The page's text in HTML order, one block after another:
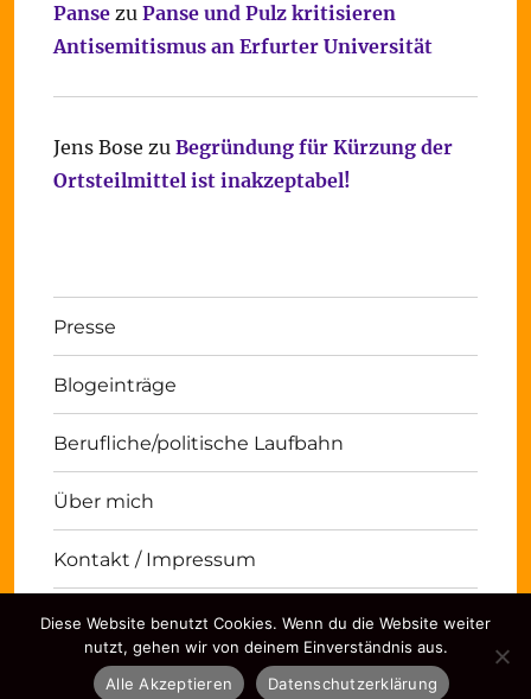
Pansezu Panse und Pulz kritisieren
Antisemitismus an Erfurter Universität
Jens Bose zu Begründung für Kürzung der
Ortsteilmittel ist inakzeptabel!
Presse
Blogeinträge
Berufliche/politische Laufbahn
Über mich
Kontakt / Impressum
Michael Panse Kontakt / Impressum
Stolz
präsentiert von WordPress
Diese Website benutzt Cookies. Wenn du die Website weiter
nutzt, gehen wir von deinem Einverständnis aus.
Alle Akzeptieren
Datenschutzerklärung